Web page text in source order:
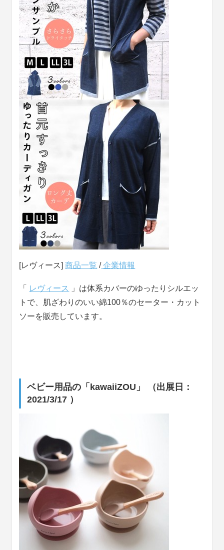
[レヴィース]商品一覧 /企業情報
「 レヴィース
」は体系カバーのゆったりシルエッ
トで、肌ざわりのいい綿100％のセーター・カット
ソーを販売しています。
ベビー用品の「kawaiiZOU」 （出展日：
2021/3/17 ）